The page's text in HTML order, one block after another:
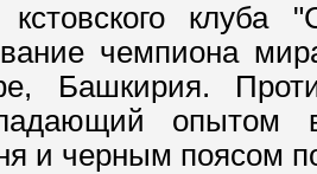
кстовского клуба
чемпиона
Башкирия.
опытом
и черным поясом